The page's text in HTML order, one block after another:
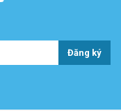
Đăng ký